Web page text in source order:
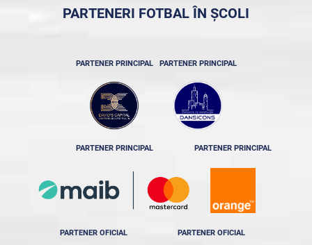
PARTENERI FOTBAL ÎN ȘCOLI
PARTENER PRINCIPAL PARTENER PRINCIPAL
PARTENER PRINCIPAL PARTENER PRINCIPAL
PARTENER OFICIAL PARTENER OFICIAL